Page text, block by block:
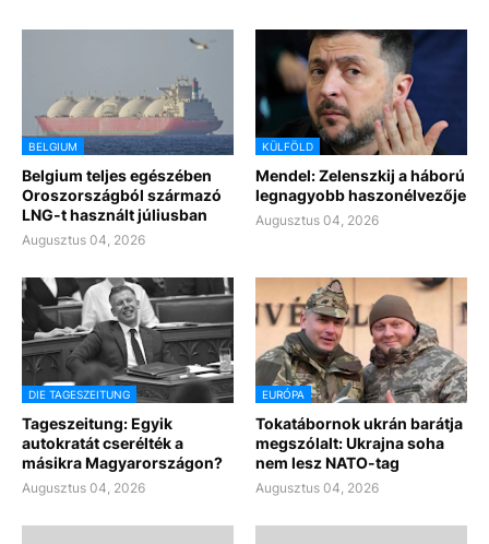
BELGIUM
Belgium teljes egészében
Oroszországból származó
LNG-t használt júliusban
Augusztus 04, 2026
KÜLFÖLD
Mendel: Zelenszkij a háború
legnagyobb haszonélvezője
Augusztus 04, 2026
DIE TAGESZEITUNG
Tageszeitung: Egyik
autokratát cserélték a
másikra Magyarországon?
Augusztus 04, 2026
EURÓPA
Tokatábornok ukrán barátja
megszólalt: Ukrajna soha
nem lesz NATO-tag
Augusztus 04, 2026